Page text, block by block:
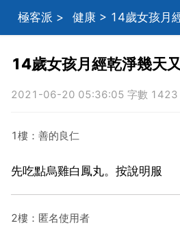
極客派 > 健康 > 14歲女孩月
14歲女孩月經乾淨幾天
2021-06-20 05:36:05 字數 1423
1樓：善的良仁
先吃點烏雞白鳳丸。按說明服
2樓：匿名使用者